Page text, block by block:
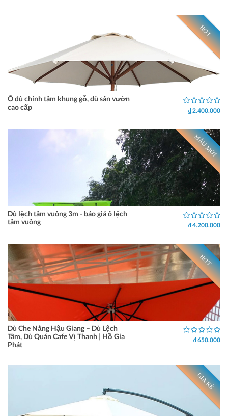
HOT
Ô dù chính tâm khung gỗ, dù sân vườn
cao cấp
₫ 2.400.000
MẪU MỚI
Dù lệch tâm vuông 3m - báo giá ô lệch
tâm vuông
₫ 4.200.000
HOT
Dù Che Nắng Hậu Giang – Dù Lệch
Tâm, Dù Quán Cafe Vị Thanh | Hồ Gia
Phát
₫ 650.000
GIÁ RẺ